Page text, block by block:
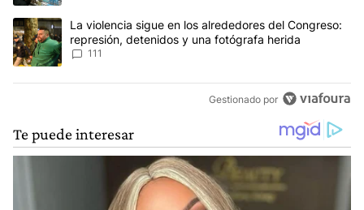
Un artículo de tendencia con el título "La violencia sigue en los
La violencia sigue en los alrededores del Congreso:
represión, detenidos y una fotógrafa herida
111
Gestionado por